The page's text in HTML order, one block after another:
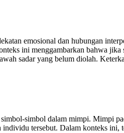
emosional dan hubungan
ini menggambarkan bahwa
sadar yang belum diolah.
simbol dalam mimpi. Mimpi
tersebut. Dalam konteks